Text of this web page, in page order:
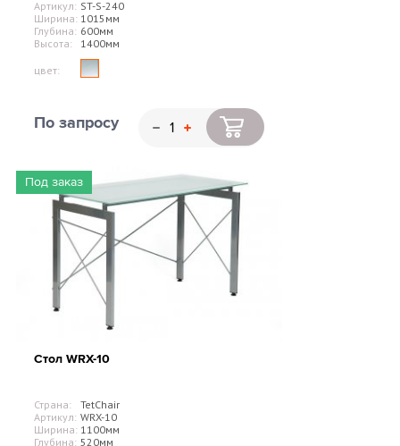
Артикул: ST-S-240
Ширина: 1015мм
Глубина: 600мм
Высота:
1400мм
цвет:
По запросу
Под заказ
Стол WRX-10
Страна:
TetChair
Артикул: WRX-10
Ширина: 1100мм
Глубина: 520мм